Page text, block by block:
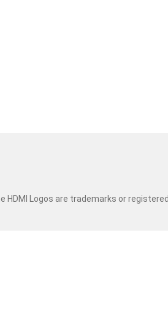
Logos are trademarks or